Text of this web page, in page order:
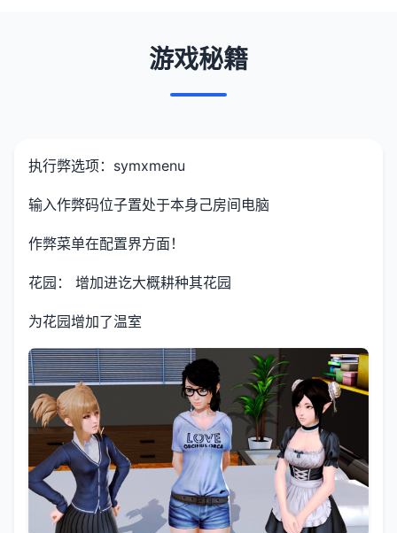
游戏秘籍
执行弊选项：symxmenu
输入作弊码位子置处于本身己房间电脑
作弊菜单在配置界方面！
花园： 增加进讫大概耕种其花园
为花园增加了温室